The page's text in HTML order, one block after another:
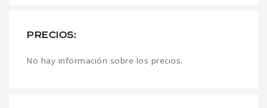
PRECIOS:
No hay información sobre los precios.